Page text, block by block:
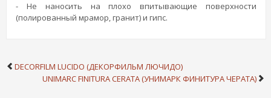
- Не наносить на плохо впитывающие поверхности
(полированный мрамор, гранит) и гипс.
DECORFILM LUCIDO (ДЕКОРФИЛЬМ ЛЮЧИДО)
UNIMARC FINITURA CERATA (УНИМАРК ФИНИТУРА ЧЕРАТА)